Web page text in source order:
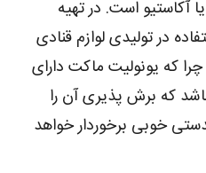
است. در تهیه
در تولیدی لوازم قنادی
که یونولیت ماکت دارای
که برش پذیری آن را
خوبی برخوردار خواهد